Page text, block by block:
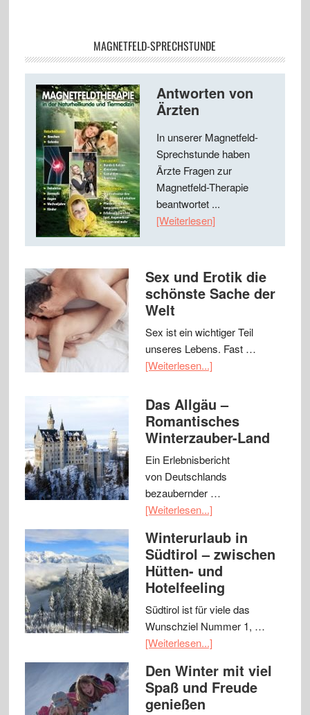
MAGNETFELD-SPRECHSTUNDE
Antworten von
Ärzten
In unserer Magnetfeld-
Sprechstunde haben
Ärzte Fragen zur
Magnetfeld-Therapie
beantwortet ...
[Weiterlesen]
Sex und Erotik die
schönste Sache der
Welt
Sex ist ein wichtiger Teil
unseres Lebens. Fast …
[Weiterlesen...]
Das Allgäu –
Romantisches
Winterzauber-Land
Ein Erlebnisbericht
von Deutschlands
bezaubernder …
[Weiterlesen...]
Winterurlaub in
Südtirol – zwischen
Hütten- und
Hotelfeeling
Südtirol ist für viele das
Wunschziel Nummer 1, …
[Weiterlesen...]
Den Winter mit viel
Spaß und Freude
genießen